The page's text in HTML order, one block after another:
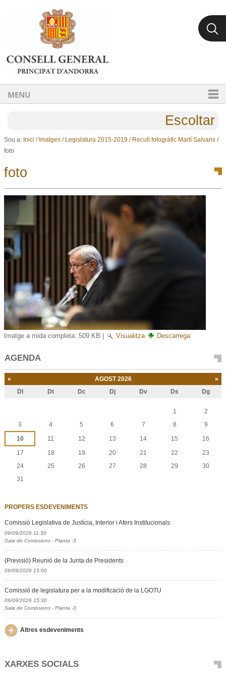
Ves al contingut.
Salta a la navegació
MENU
Escoltar
Sou a: Inici / Imatges / Legislatura 2015-2019 / Recull fotogràfic Martí Salvans /
foto
foto
Imatge a mida completa: 509 KB Visualitza Descarrega
AGENDA
« AGOST 2026 »
Dl Dt Dc Dj Dv Ds Dg
1
2
3
4 5 6 7 8
9
10
11 12 13 14 15
16
17
18 19 20 21 22
23
24
25 26 27 28 29
30
31
PROPERS ESDEVENIMENTS
Comissió Legislativa de Justícia, Interior i Afers Institucionals
09/09/2026 11:30
Sala de Comissions - Planta -3
(Previsió) Reunió de la Junta de Presidents
09/09/2026 15:00
Comissió de legislatura per a la modificació de la LGOTU
09/09/2026 15:30
Sala de Comissions - Planta -3
Altres esdeveniments
XARXES SOCIALS